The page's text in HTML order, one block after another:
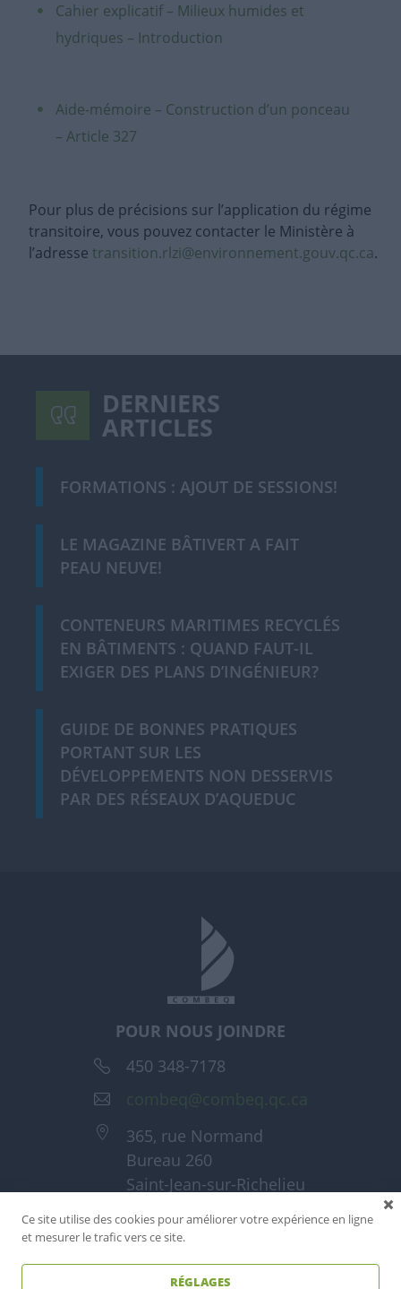
Cahier explicatif – Milieux humides et
hydriques – Introduction
Aide-mémoire – Construction d’un ponceau
– Article 327
Pour plus de précisions sur l’application du régime
transitoire, vous pouvez contacter le Ministère à
l’adresse transition.rlzi@environnement.gouv.qc.ca.
DERNIERS
ARTICLES
FORMATIONS : AJOUT DE SESSIONS!
LE MAGAZINE BÂTIVERT A FAIT
PEAU NEUVE!
CONTENEURS MARITIMES RECYCLÉS
EN BÂTIMENTS : QUAND FAUT-IL
EXIGER DES PLANS D’INGÉNIEUR?
GUIDE DE BONNES PRATIQUES
PORTANT SUR LES
DÉVELOPPEMENTS NON DESSERVIS
PAR DES RÉSEAUX D’AQUEDUC
POUR NOUS JOINDRE
450 348-7178
365, rue Normand
Bureau 260
Saint-Jean-sur-Richelieu
Ce site utilise des cookies pour améliorer votre expérience en ligne
et mesurer le trafic vers ce site.
RÉGLAGES